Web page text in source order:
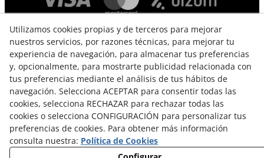
TÉRMINOS Y CONDICIONES DE USO
POLÍTICA DE PRIVACIDAD
POLÍTICA DE COOKIES
Utilizamos cookies propias y de terceros para mejorar
nuestros servicios, por razones técnicas, para mejorar tu
experiencia de navegación, para almacenar tus preferencias
y, opcionalmente, para mostrarte publicidad relacionada con
tus preferencias mediante el análisis de tus hábitos de
navegación. Selecciona ACEPTAR para consentir todas las
cookies, selecciona RECHAZAR para rechazar todas las
cookies o selecciona CONFIGURACIÓN para personalizar tus
preferencias de cookies. Para obtener más información
consulta nuestra: Política de Cookies